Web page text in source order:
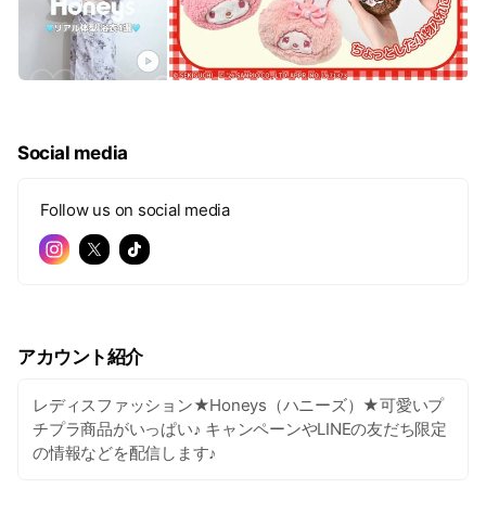
Social media
Follow us on social media
アカウント紹介
レディスファッション★Honeys（ハニーズ）★可愛いプ
チプラ商品がいっぱい♪ キャンペーンやLINEの友だち限定
の情報などを配信します♪